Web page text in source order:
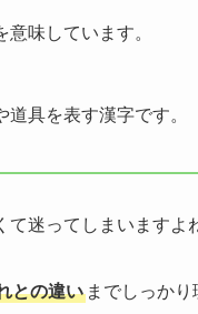
味しています。
具を表す漢字です。
迷ってしまいますよ
との違い までしっか